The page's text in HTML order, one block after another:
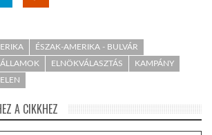
ÉSZAK-AMERIKA - BULVÁR
ÁLLAMOK ELNÖKVÁLASZTÁS
KAMPÁNY
A CIKKHEZ